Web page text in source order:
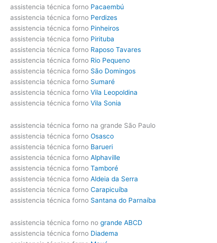
assistencia técnica forno Pacaembú
assistencia técnica forno Perdizes
assistencia técnica forno Pinheiros
assistencia técnica forno Pirituba
assistencia técnica forno Raposo Tavares
assistencia técnica forno Rio Pequeno
assistencia técnica forno São Domingos
assistencia técnica forno Sumaré
assistencia técnica forno Vila Leopoldina
assistencia técnica forno Vila Sonia
assistencia técnica forno na grande São Paulo
assistencia técnica forno Osasco
assistencia técnica forno Barueri
assistencia técnica forno Alphaville
assistencia técnica forno Tamboré
assistencia técnica forno Aldeia da Serra
assistencia técnica forno Carapicuíba
assistencia técnica forno Santana do Parnaíba
assistencia técnica forno nogrande ABCD
assistencia técnica forno Diadema